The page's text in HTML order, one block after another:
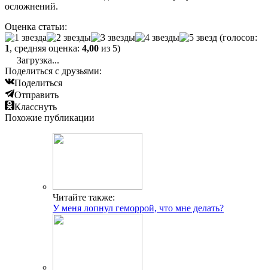
осложнений.
Оценка статьи:
(голосов:
1, средняя оценка: 4,00 из 5)
Загрузка...
Поделиться с друзьями:
Поделиться
Отправить
Класснуть
Похожие публикации
Читайте также:
У меня лопнул геморрой, что мне делать?